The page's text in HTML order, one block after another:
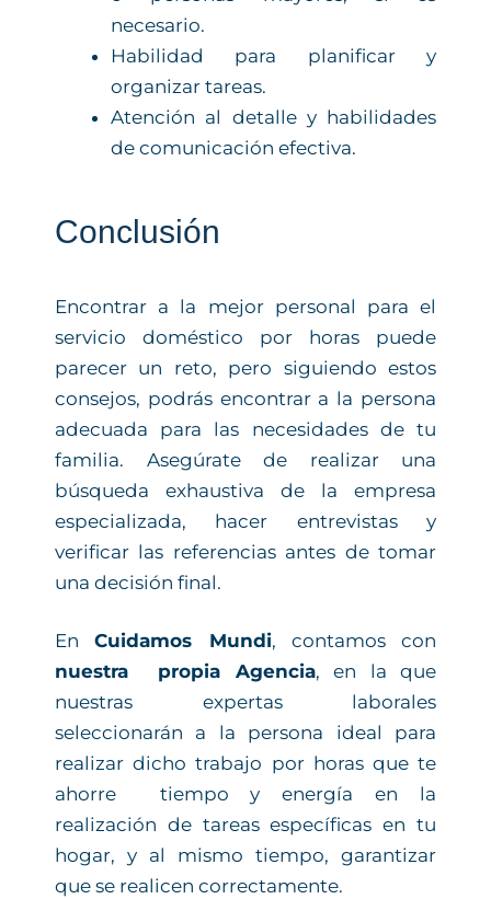
necesario.
Habilidad para planificar y
organizar tareas.
Atención al detalle y habilidades
de comunicación efectiva.
Conclusión
Encontrar a la mejor personal para el
servicio doméstico por horas puede
parecer un reto, pero siguiendo estos
consejos, podrás encontrar a la persona
adecuada para las necesidades de tu
familia. Asegúrate de realizar una
búsqueda exhaustiva de la empresa
especializada, hacer entrevistas y
verificar las referencias antes de tomar
una decisión final.
EnCuidamos Mundi, contamos con
nuestra propia Agencia, en la que
nuestras expertas laborales
seleccionarán a la persona ideal para
realizar dicho trabajo por horas que te
ahorre tiempo y energía en la
realización de tareas específicas en tu
hogar, y al mismo tiempo, garantizar
que se realicen correctamente.